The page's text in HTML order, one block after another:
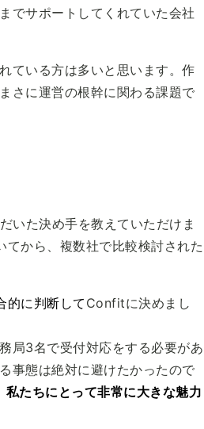
でサポートしてくれていた会社
ている方は多いと思います。作
さに運営の根幹に関わる課題で
いた決め手を教えていただけま
から、複数社で比較検討された
的に判断して Confitに決めまし
局3名で受付対応をする必要があ
事態は絶対に避けたかったので
たちにとって非常に大きな魅力